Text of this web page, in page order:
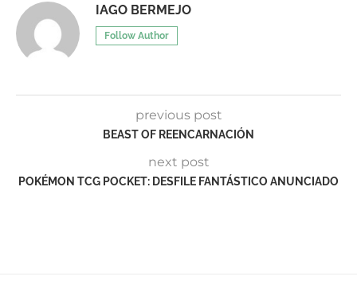
IAGO BERMEJO
Follow Author
previous post
BEAST OF REENCARNACIÓN
next post
POKÉMON TCG POCKET: DESFILE FANTÁSTICO ANUNCIADO